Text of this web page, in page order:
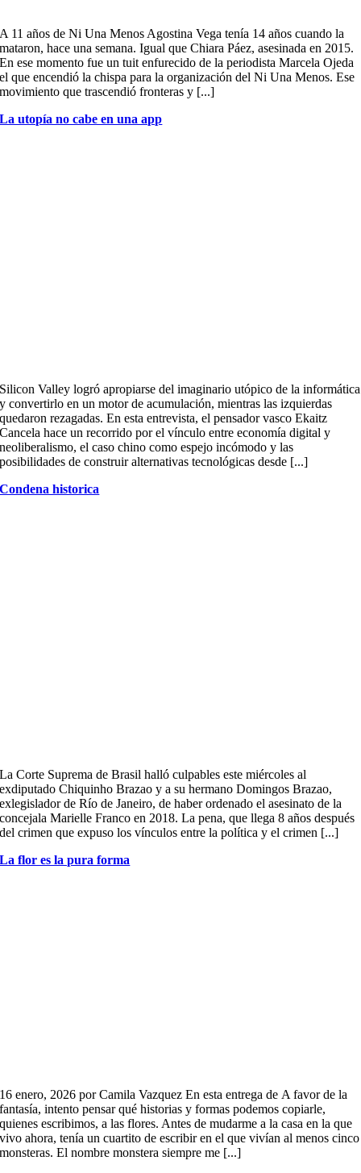
A 11 años de Ni Una Menos Agostina Vega tenía 14 años cuando la
mataron, hace una semana. Igual que Chiara Páez, asesinada en 2015.
En ese momento fue un tuit enfurecido de la periodista Marcela Ojeda
el que encendió la chispa para la organización del Ni Una Menos. Ese
movimiento que trascendió fronteras y [...]
La utopía no cabe en una app
Silicon Valley logró apropiarse del imaginario utópico de la informática
y convertirlo en un motor de acumulación, mientras las izquierdas
quedaron rezagadas. En esta entrevista, el pensador vasco Ekaitz
Cancela hace un recorrido por el vínculo entre economía digital y
neoliberalismo, el caso chino como espejo incómodo y las
posibilidades de construir alternativas tecnológicas desde [...]
Condena historica
La Corte Suprema de Brasil halló culpables este miércoles al
exdiputado Chiquinho Brazao y a su hermano Domingos Brazao,
exlegislador de Río de Janeiro, de haber ordenado el asesinato de la
concejala Marielle Franco en 2018. La pena, que llega 8 años después
del crimen que expuso los vínculos entre la política y el crimen [...]
La flor es la pura forma
16 enero, 2026 por Camila Vazquez En esta entrega de A favor de la
fantasía, intento pensar qué historias y formas podemos copiarle,
quienes escribimos, a las flores. Antes de mudarme a la casa en la que
vivo ahora, tenía un cuartito de escribir en el que vivían al menos cinco
monsteras. El nombre monstera siempre me [...]